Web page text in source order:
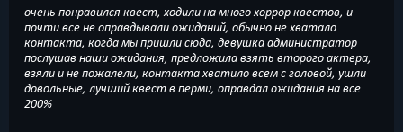
очень понравился квест, ходили на много хоррор квестов, и
почти все не оправдывали ожиданий, обычно не хватало
контакта, когда мы пришли сюда, девушка администратор
послушав наши ожидания, предложила взять второго актера,
взяли и не пожалели, контакта хватило всем с головой, ушли
довольные, лучший квест в перми, оправдал ожидания на все
200%